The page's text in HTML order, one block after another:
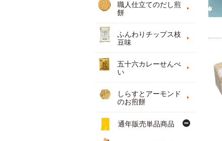
職人仕立てのだし煎
餅
ふんわりチップス枝
豆味
五十六カレーせんべ
い
しらすとアーモンド
のお煎餅
通年販売単品商品